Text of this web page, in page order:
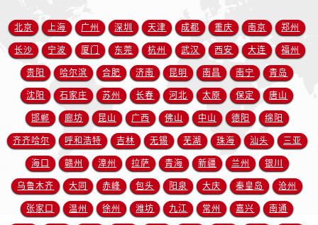
安徽省淮北市相山区淮海路欧米茄售后服务中心（需提前预约）
安徽省淮南市田家庵区国庆中路欧米茄售后服务中心（需提前预约）
安徽省黄山市屯溪区黄山西路欧米茄售后服务中心（需提前预约）
安徽省六安市金安区解放中路欧米茄售后服务中心（需提前预约）
安徽省马鞍山市雨山区湖南西路欧米茄售后服务中心（需提前预约）
安徽省宿州市埇桥区人民中路欧米茄售后服务中心（需提前预约）
安徽省铜陵市铜官区石城大道欧米茄售后服务中心（需提前预约）
安徽省芜湖市镜湖区中山路步行街欧米茄售后服务中心（需提前预约）
安徽省宣城市宣州区叠嶂西路欧米茄售后服务中心（需提前预约）
福建省龙岩市新罗区九一南路欧米茄售后服务中心（需提前预约）
北京 上海 广州 深圳 天津 成都 重庆 南京 郑州
长沙 宁波 厦门 东莞 杭州 武汉 西安 大连 福州
贵阳 哈尔滨 合肥 济南 昆明 南昌 南宁 青岛
沈阳 石家庄 苏州 长春 河北 太原 保定 唐山
邯郸 廊坊 昆山 广西 佛山 中山 德阳 绵阳
齐齐哈尔 呼和浩特 吉林 无锡 芜湖 珠海 汕头 三亚
海口 赣州 漳州 拉萨 青海 新疆 兰州 银川
乌鲁木齐 大同 赤峰 包头 阳泉 大庆 秦皇岛 沧州
张家口 温州 徐州 潍坊 九江 常州 嘉兴 南通